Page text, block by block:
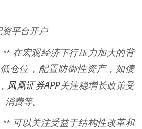
平台开户
在宏观经济下行压力加大的背
仓位，配置防御性资产，如债
凤凰证券APP关注稳增长政策受
费等。
可以关注受益于结构性改革和